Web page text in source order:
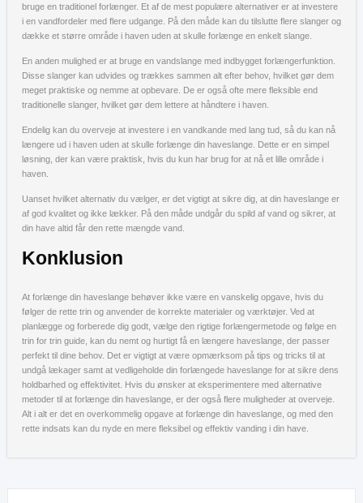
bruge en traditionel forlænger. Et af de mest populære alternativer er at investere
i en vandfordeler med flere udgange. På den måde kan du tilslutte flere slanger og
dække et større område i haven uden at skulle forlænge en enkelt slange.
En anden mulighed er at bruge en vandslange med indbygget forlængerfunktion.
Disse slanger kan udvides og trækkes sammen alt efter behov, hvilket gør dem
meget praktiske og nemme at opbevare. De er også ofte mere fleksible end
traditionelle slanger, hvilket gør dem lettere at håndtere i haven.
Endelig kan du overveje at investere i en vandkande med lang tud, så du kan nå
længere ud i haven uden at skulle forlænge din haveslange. Dette er en simpel
løsning, der kan være praktisk, hvis du kun har brug for at nå et lille område i
haven.
Uanset hvilket alternativ du vælger, er det vigtigt at sikre dig, at din haveslange er
af god kvalitet og ikke lækker. På den måde undgår du spild af vand og sikrer, at
din have altid får den rette mængde vand.
Konklusion
At forlænge din haveslange behøver ikke være en vanskelig opgave, hvis du
følger de rette trin og anvender de korrekte materialer og værktøjer. Ved at
planlægge og forberede dig godt, vælge den rigtige forlængermetode og følge en
trin for trin guide, kan du nemt og hurtigt få en længere haveslange, der passer
perfekt til dine behov. Det er vigtigt at være opmærksom på tips og tricks til at
undgå lækager samt at vedligeholde din forlængede haveslange for at sikre dens
holdbarhed og effektivitet. Hvis du ønsker at eksperimentere med alternative
metoder til at forlænge din haveslange, er der også flere muligheder at overveje.
Alt i alt er det en overkommelig opgave at forlænge din haveslange, og med den
rette indsats kan du nyde en mere fleksibel og effektiv vanding i din have.